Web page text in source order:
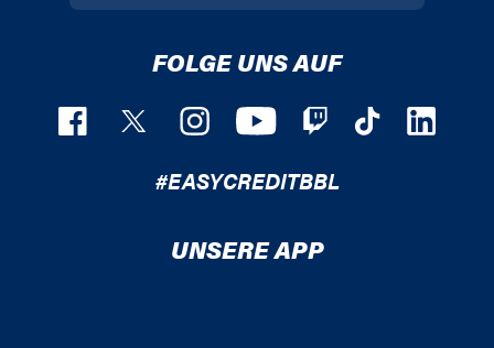
FOLGE UNS AUF
#EASYCREDITBBL
UNSERE APP